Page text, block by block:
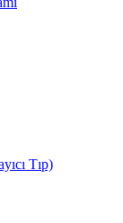
Tıp)